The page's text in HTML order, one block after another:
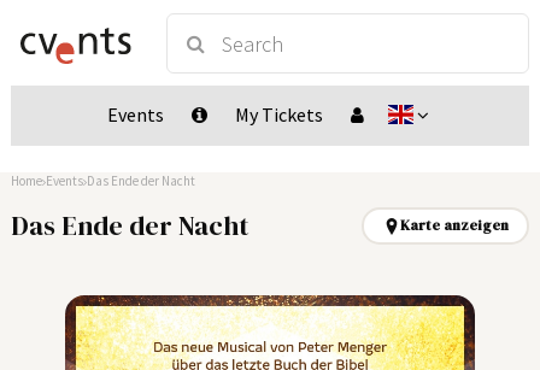
Events My Tickets
Home Events Das Ende der Nacht
Das Ende der Nacht Karte anzeigen